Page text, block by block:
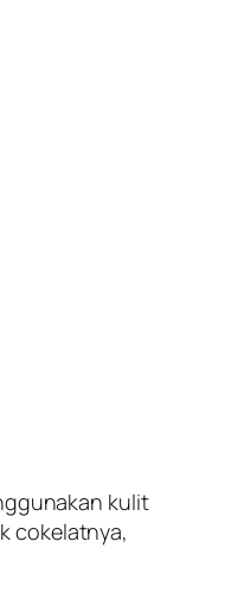
kulit
cokelatnya,